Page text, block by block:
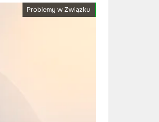
Problemy w Związku